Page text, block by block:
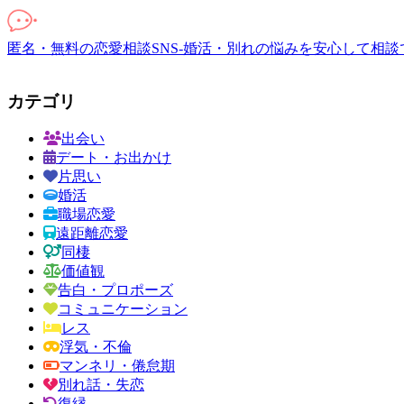
匿名・無料の恋愛相談SNS-婚活・別れの悩みを安心して相
カテゴリ
出会い
デート・お出かけ
片思い
婚活
職場恋愛
遠距離恋愛
同棲
価値観
告白・プロポーズ
コミュニケーション
レス
浮気・不倫
マンネリ・倦怠期
別れ話・失恋